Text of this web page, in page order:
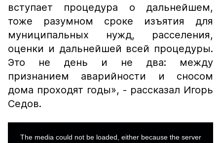
вступает процедура о дальнейшем,
тоже разумном сроке изъятия для
муниципальных нужд, расселения,
оценки и дальнейшей всей процедуры.
Это не день и не два: между
признанием аварийности и сносом
дома проходят годы», - рассказал Игорь
Седов.
The media could not be loaded, either because the server